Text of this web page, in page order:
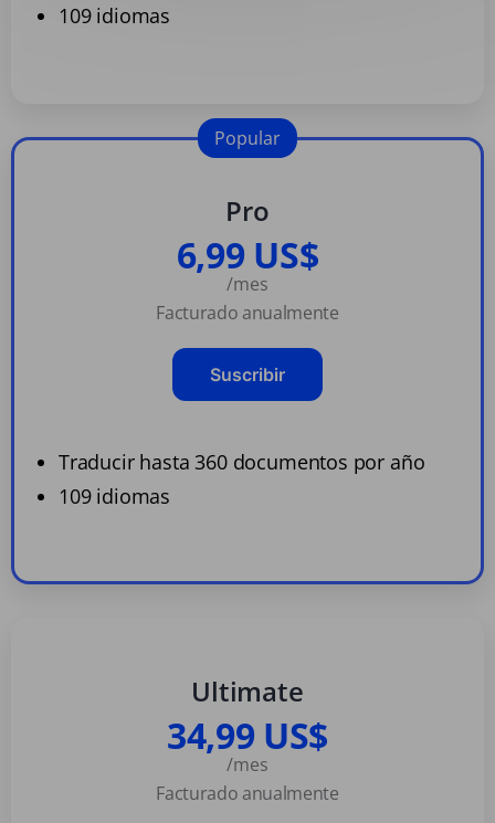
109 idiomas
Pro
6,99 US$
/mes
Facturado anualmente
Suscribir
Traducir hasta 360 documentos por año
109 idiomas
Popular
Ultimate
34,99 US$
/mes
Facturado anualmente